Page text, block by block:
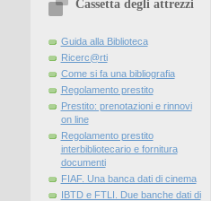
Cassetta degli attrezzi
Guida alla Biblioteca
Ricerc@rti
Come si fa una bibliografia
Regolamento prestito
Prestito: prenotazioni e rinnovi
on line
Regolamento prestito
interbibliotecario e fornitura
documenti
FIAF. Una banca dati di cinema
IBTD e FTLI. Due banche dati di